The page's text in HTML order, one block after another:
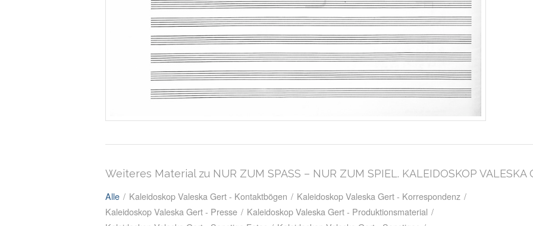
Weiteres Material zu NUR ZUM SPASS – NUR ZUM SPIEL. KALEIDOSKOP VALESKA
Alle / Kaleidoskop Valeska Gert - Kontaktbögen / Kaleidoskop Valeska Gert - Korrespondenz /
Kaleidoskop Valeska Gert - Presse / Kaleidoskop Valeska Gert - Produktionsmaterial /